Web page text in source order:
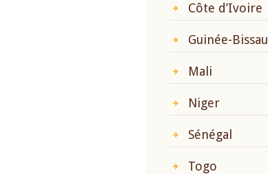
Côte d’Ivoire
Guinée-Bissau
Mali
Niger
Sénégal
Togo